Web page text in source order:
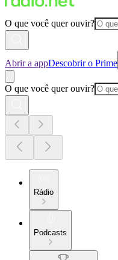
O que você quer ouvir?
Abrir a appDescobrir o Prime
O que você quer ouvir?
Rádio
Podcasts